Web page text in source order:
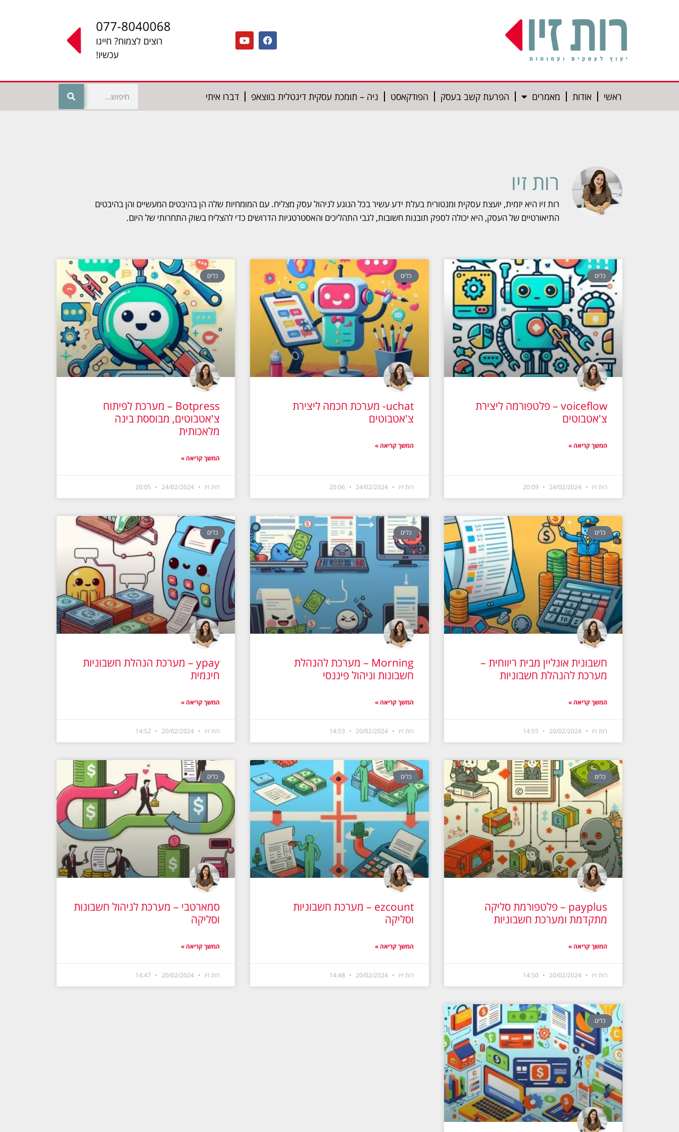
077-8040068
רוצים לצמוח? חייגו
עכשיו!
ראשי אודות מאמרים הפרעת קשב בעסק הפודקאסט ניה – תומכת עסקית דיגטלית בווצאפ דברו איתי
רות זיו
רות זיו היא יזמית, יועצת עסקית ומנטורית בעלת ידע עשיר בכל הנוגע לניהול עסק מצליח. עם המומחיות שלה הן בהיבטים המעשיים והן בהיבטים
התיאורטיים של העסק, היא יכולה לספק תובנות חשובות, לגבי התהליכים והאסטרטגיות הדרושים כדי להצליח בשוק התחרותי של היום.
כלים
voiceflow – פלטפורמה ליצירת
צ'אטבוטים
המשך קריאה »
רות זיו
כלים
uchat- מערכת חכמה ליצירת
צ'אטבוטים
המשך קריאה »
רות זיו 24/02/2024
כלים
Botpress – מערכת לפיתוח
צ'אטבוטים, מבוססת בינה
מלאכותית
המשך קריאה »
רות זיו
כלים
חשבונית אונליין מבית ריווחית –
מערכת להנהלת חשבוניות
המשך קריאה »
רות זיו
כלים
Morning – מערכת להנהלת
חשבונות וניהול פיננסי
המשך קריאה »
רות זיו 20/02/2024
כלים
ypay – מערכת הנהלת חשבוניות
חינמית
המשך קריאה »
רות זיו
כלים
payplus – פלטפורמת סליקה
מתקדמת ומערכת חשבוניות
המשך קריאה »
רות זיו
כלים
ezcount – מערכת חשבוניות
וסליקה
המשך קריאה »
רות זיו 20/02/2024
כלים
סמארטבי – מערכת לניהול חשבונות
וסליקה
המשך קריאה »
רות זיו
כלים